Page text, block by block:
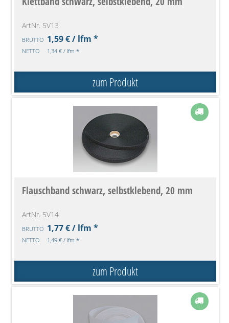
ArtNr. 5V13
BRUTTO 1,59 € / lfm *
NETTO 1,34 € / lfm *
zum Produkt
Flauschband schwarz, selbstklebend, 20 mm
ArtNr. 5V14
BRUTTO 1,77 € / lfm *
NETTO 1,49 € / lfm *
zum Produkt